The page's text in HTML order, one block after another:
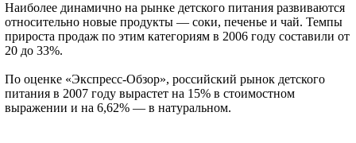
Наиболее динамично на рынке детского питания развиваются
относительно новые продукты — соки, печенье и чай. Темпы
прироста продаж по этим категориям в 2006 году составили от
20 до 33%.
По оценке «Экспресс-Обзор», российский рынок детского
питания в 2007 году вырастет на 15% в стоимостном
выражении и на 6,62% — в натуральном.